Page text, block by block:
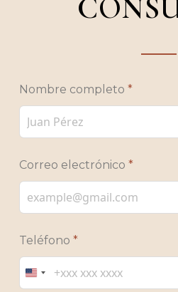
Nombre completo *
Correo electrónico *
Teléfono *
United